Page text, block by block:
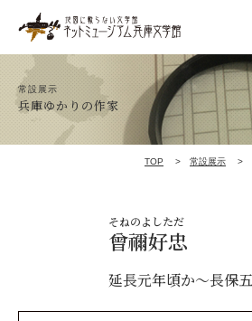
常設展示
兵庫ゆかりの作家
TOP 常設展示
そねのよしただ
曾禰好忠
延長元年頃か～長保